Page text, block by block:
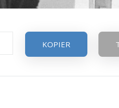
KOPIER